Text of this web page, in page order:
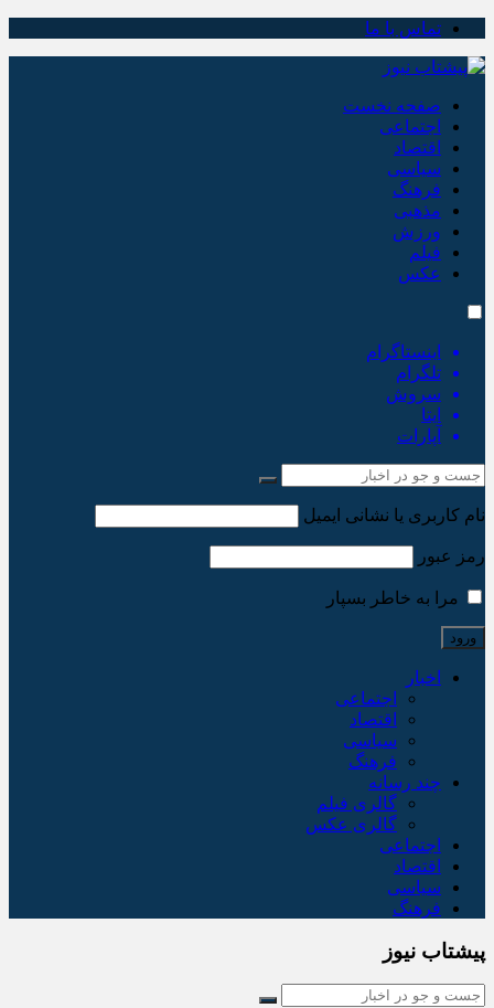
تماس با ما
صفحه نخست
اجتماعی
اقتصاد
سیاسی
فرهنگ
مذهبی
ورزش
فیلم
عکس
اینستاگرام
تلگرام
سروش
ایتا
آپارات
نام کاربری یا نشانی ایمیل
رمز عبور
مرا به خاطر بسپار
اخبار
اجتماعی
اقتصاد
سیاسی
فرهنگ
چند رسانه
گالری فیلم
گالری عکس
اجتماعی
اقتصاد
سیاسی
فرهنگ
پیشتاب نیوز